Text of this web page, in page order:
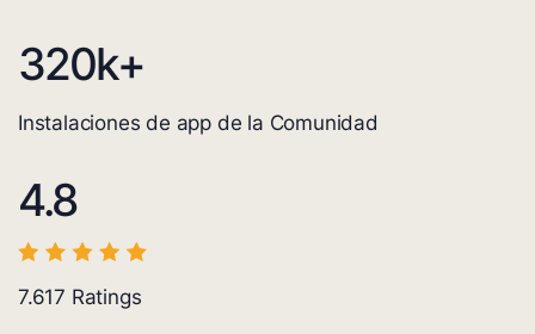
320k+
Instalaciones de app de la Comunidad
4.8
7.617 Ratings